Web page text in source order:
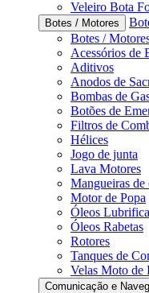
Veleiro Bota
Botes / Motores
Botes /
Acessórios de
Aditivos
Anodos de
Bombas de
Botões de
Filtros de
Hélices
Jogo de junta
Lava Motores
Mangueiras de
Motor de Popa
Óleos
Óleos Rabetas
Rotores
Tanques de
Velas Moto de
Comunicação e